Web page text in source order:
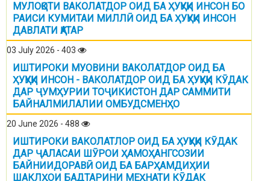
МУЛОҚОТИ ВАКОЛАТДОР ОИД БА ҲУҚУҚИ ИНСОН БО
РАИСИ КУМИТАИ МИЛЛӢ ОИД БА ҲУҚУҚИ ИНСОН
ДАВЛАТИ ҚАТАР
03 July 2026 - 403
ИШТИРОКИ МУОВИНИ ВАКОЛАТДОР ОИД БА
ҲУҚУҚИ ИНСОН - ВАКОЛАТДОР ОИД БА ҲУҚУҚИ КӮДАК
ДАР ҶУМҲУРИИ ТОҶИКИСТОН ДАР САММИТИ
БАЙНАЛМИЛАЛИИ ОМБУДСМЕНҲО
20 June 2026 - 488
ИШТИРОКИ ВАКОЛАТЛОР ОИД БА ҲУҚУҚИ КӮДАК
ДАР ҶАЛАСАИ ШӮРОИ ҲАМОҲАНГСОЗИИ
БАЙНИИДОРАВӢ ОИД БА БАРҲАМДИҲИИ
ШАКЛҲОИ БАДТАРИНИ МЕҲНАТИ КӮДАК